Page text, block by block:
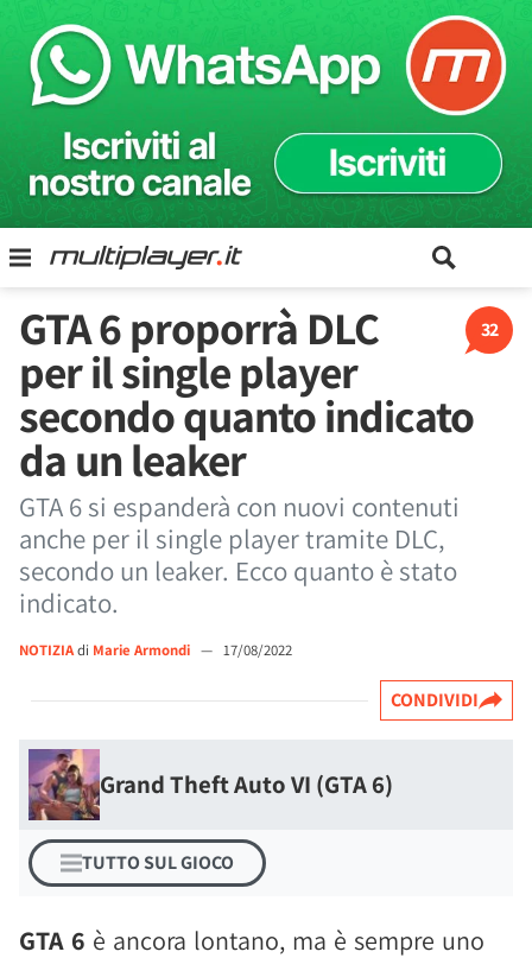
32
GTA 6 proporrà DLC
per il single player
secondo quanto indicato
da un leaker
GTA 6 si espanderà con nuovi contenuti
anche per il single player tramite DLC,
secondo un leaker. Ecco quanto è stato
indicato.
NOTIZIAdi Marie Armondi — 17/08/2022
CONDIVIDI
Grand Theft Auto VI (GTA 6)
TUTTO SUL GIOCO
GTA 6 è ancora lontano, ma è sempre uno